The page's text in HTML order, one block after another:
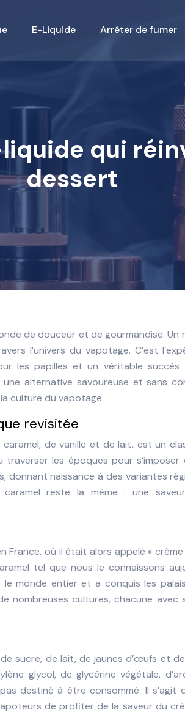
E-Liquide Arrêter de fumer
qui
dessert
de douceur et de gourmandise. Un
l’univers du vapotage. C’est
les papilles et un véritable succès
alternative savoureuse et sans
culture du vapotage.
revisitée
de vanille et de lait, est un
les époques pour s’imposer
donnant naissance à des variantes
caramel reste la même : une
France, où il était alors appelé « crème
tel que nous le connaissons
le monde entier et a conquis les
nombreuses cultures, chacune avec
sucre, de lait, de jaunes d’œufs et de
glycol, de glycérine végétale,
destiné à être consommé. Il s’agit
de profiter de la saveur du